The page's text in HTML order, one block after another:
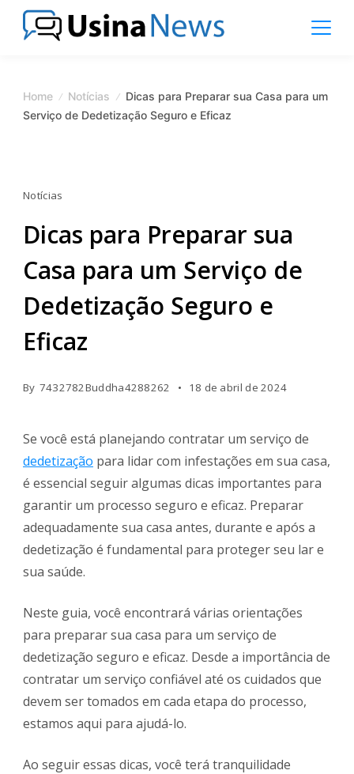
Skip
Magazine
Home Notícias
Dicas para Preparar sua Casa para um
Serviço de Dedetização Seguro e Eficaz
Notícias
Dicas para Preparar sua
Casa para um Serviço de
Dedetização Seguro e
Eficaz
By 7432782Buddha4288262 18 de abril de 2024
Se você está planejando contratar um serviço de
dedetização para lidar com infestações em sua casa,
é essencial seguir algumas dicas importantes para
garantir um processo seguro e eficaz. Preparar
adequadamente sua casa antes, durante e após a
dedetização é fundamental para proteger seu lar e
sua saúde.
Neste guia, você encontrará várias orientações
para preparar sua casa para um serviço de
dedetização seguro e eficaz. Desde a importância de
contratar um serviço confiável até os cuidados que
devem ser tomados em cada etapa do processo,
estamos aqui para ajudá-lo.
Ao seguir essas dicas, você terá tranquilidade